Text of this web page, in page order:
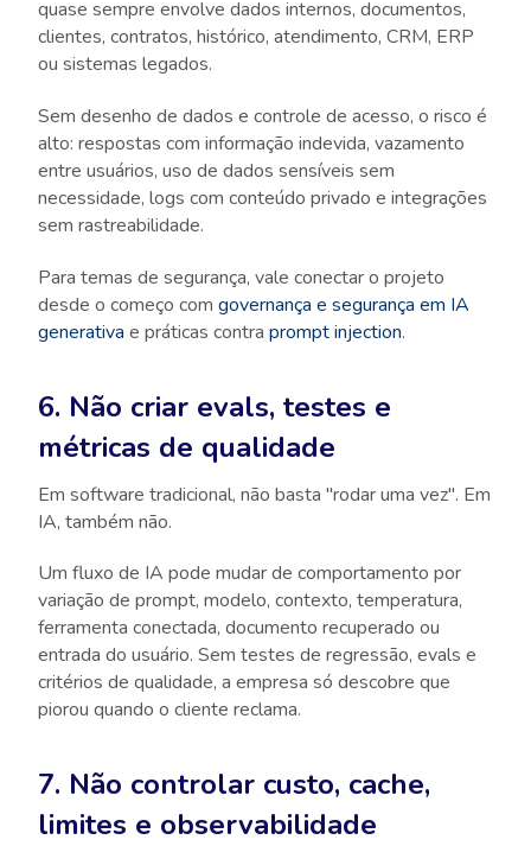
quase sempre envolve dados internos, documentos,
clientes, contratos, histórico, atendimento, CRM, ERP
ou sistemas legados.
Sem desenho de dados e controle de acesso, o risco é
alto: respostas com informação indevida, vazamento
entre usuários, uso de dados sensíveis sem
necessidade, logs com conteúdo privado e integrações
sem rastreabilidade.
Para temas de segurança, vale conectar o projeto
desde o começo com governança e segurança em IA
generativa e práticas contra prompt injection.
6. Não criar evals, testes e
métricas de qualidade
Em software tradicional, não basta "rodar uma vez". Em
IA, também não.
Um fluxo de IA pode mudar de comportamento por
variação de prompt, modelo, contexto, temperatura,
ferramenta conectada, documento recuperado ou
entrada do usuário. Sem testes de regressão, evals e
critérios de qualidade, a empresa só descobre que
piorou quando o cliente reclama.
7. Não controlar custo, cache,
limites e observabilidade